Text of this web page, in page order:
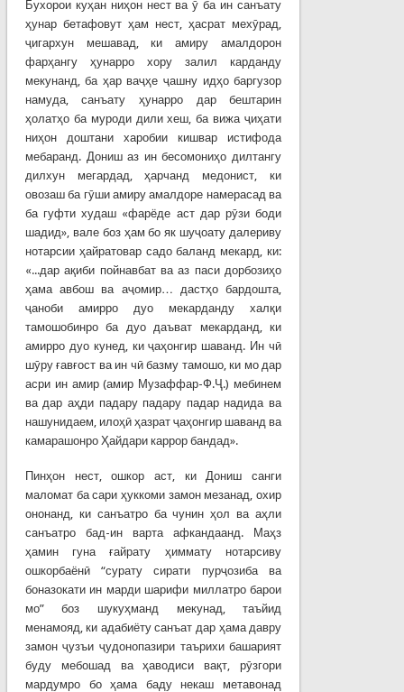
Бухорои куҳан ниҳон нест ва ӯ ба ин санъату
ҳунар бетафовут ҳам нест, ҳасрат мехӯрад,
ҷигархун мешавад, ки амиру амалдорон
фарҳангу ҳунарро хору залил карданду
мекунанд, ба ҳар ваҷҳе ҷашну идҳо баргузор
намуда, санъату ҳунарро дар бештарин
ҳолатҳо ба муроди дили хеш, ба вижа ҷиҳати
ниҳон доштани харобии кишвар истифода
мебаранд. Дониш аз ин бесомониҳо дилтангу
дилхун мегардад, ҳарчанд медонист, ки
овозаш ба гӯши амиру амалдоре намерасад ва
ба гуфти худаш «фарёде аст дар рӯзи боди
шадид», вале боз ҳам бо як шуҷоату далериву
нотарсии ҳайратовар садо баланд мекард, ки:
«...дар ақиби пойнавбат ва аз паси дорбозиҳо
ҳама авбош ва аҷомир… дастҳо бардошта,
ҷаноби амирро дуо мекарданду халқи
тамошобинро ба дуо даъват мекарданд, ки
амирро дуо кунед, ки ҷаҳонгир шаванд. Ин чӣ
шӯру ғавғост ва ин чӣ базму тамошо, ки мо дар
асри ин амир (амир Музаффар-Ф.Ҷ.) мебинем
ва дар аҳди падару падару падар надида ва
нашунидаем, илоҳӣ ҳазрат ҷаҳонгир шаванд ва
камарашонро Ҳайдари каррор бандад».
Пинҳон нест, ошкор аст, ки Дониш санги
маломат ба сари ҳуккоми замон мезанад, охир
ононанд, ки санъатро ба чунин ҳол ва аҳли
санъатро бад-ин варта афкандаанд. Маҳз
ҳамин гуна ғайрату ҳиммату нотарсиву
ошкорбаёнӣ “сурату сирати пурҷозиба ва
боназокати ин марди шарифи миллатро барои
мо” боз шукуҳманд мекунад, таъйид
менамояд, ки адабиёту санъат дар ҳама давру
замон ҷузъи ҷудонопазири таърихи башарият
буду мебошад ва ҳаводиси вақт, рӯзгори
мардумро бо ҳама баду некаш метавонад